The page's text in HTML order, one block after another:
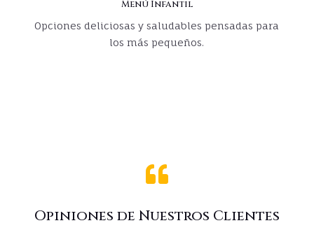
Menú Infantil
Opciones deliciosas y saludables pensadas para
los más pequeños.

Opiniones de Nuestros Clientes